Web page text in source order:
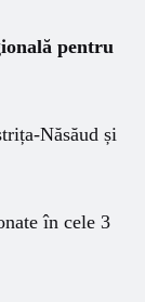
pentru
Năsăud și
în cele 3